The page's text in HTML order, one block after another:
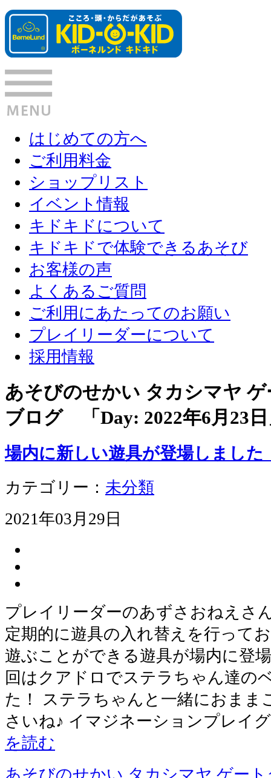
はじめての方へ
ご利用料金
ショップリスト
イベント情報
キドキドについて
キドキドで体験できるあそび
お客様の声
よくあるご質問
ご利用にあたってのお願い
プレイリーダーについて
採用情報
あそびのせかい タカシマヤ
ブログ 「Day: 2022年6月23日
場内に新しい遊具が登場しました
カテゴリー： 未分類
2021年03月29日
プレイリーダーのあずさおねえさ
定期的に遊具の入れ替えを行って
遊ぶことができる遊具が場内に登
回はクアドロでステラちゃん達の
た！ ステラちゃんと一緒におまま
さいね♪ イマジネーションプレイ
を読む